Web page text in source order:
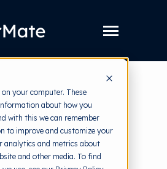
your computer. These
about how you
with this we can remember
to improve and customize your
analytics and metrics about
and other media. To find
Toggle
to HRMI
Perilaku